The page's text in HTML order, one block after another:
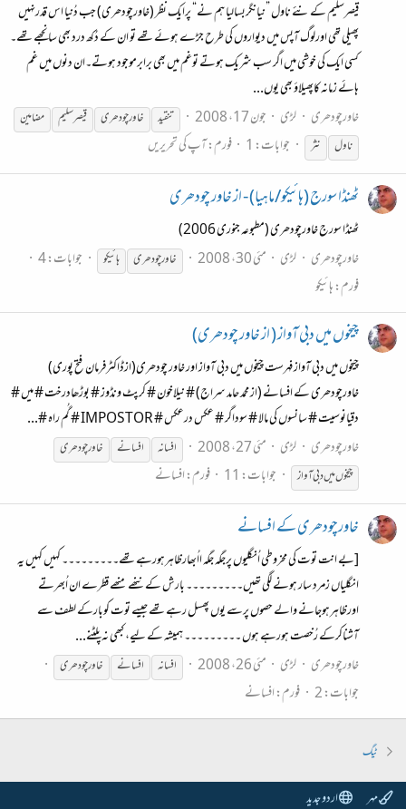
قیصرسلیم کے نئے ناول ”نیانگربسالیا ہم نے“ پرایک نظر (خاورچودھری) جب دُنیا اس قدرنہیں
پھیلی تھی اورلوگ آپس میں دیواروں کی طرح جڑے ہوئے تھے تو ان کے دُکھ درد بھی سانجھے تھے۔
کسی ایک کی خوشی میں اگر سب شریک ہوتے توغم میں بھی برابرموجود ہوتے۔ان دنوں میں غم
ہائے زمانہ کاپھیلاوٴ بھی یوں...
خاورچودھری
لڑی جون 17، 2008 تنقید خاورچودھری قیصر سلیم
مضامین
ناول
نثر جوابات: 1 فورم:آپ کی تحریریں
ٹھنڈا سورج (ہائیکو/ماہیا) - از خاور چودھری
ٹھنڈا سورج خاورچودھری (مطبوعہ جنوری 2006)
خاورچودھری
لڑی مئی 30، 2008 خاورچودھری ہائیکو
جوابات: 4
فورم:ہائیکو
چیخوں میں دبی آواز ( از خاور چودھری)
چیخوں میں دبی آواز فہرست چیخوں میں دبی آواز اور خاور چودھری(ازڈاکٹرفرمان فتح پوری)
خاورچودھری کے افسانے (از محمد حامد سراج) # نیلاخون # کرپٹ ونڈوز # بوڑھادرخت # میں #
دقیانوسیت # سانسوں کی مالا # سوداگر # عکس درعکس # IMPOSTOR # گُم راہ #...
خاورچودھری
لڑی مئی 27، 2008 افسانہ افسانے خاورچودھری
چیخوں میں دبی آواز
جوابات: 11 فورم:افسانے
خاورچودھری کے افسانے
[بے انت توت کی مخروطی اُنگلیوں پرجگہ جگہ ااُبھارظاہرہورہے تھے۔۔۔۔۔۔۔۔۔ کہیں کہیں یہ
انگلیاں زمرد سار ہونے لگی تھیں۔۔۔۔۔۔۔۔۔ بارش کے ننھے منھے قطرے ان اُبھرتے
اورظاہرہوجانے والے حصوں پرسے یوں پھسل رہے تھے جیسے توت کوبارکے لطف سے
آشناکرکے رُخصت ہورہے ہوں ۔۔۔۔۔۔۔۔۔ ہمیشہ کے لیے، کبھی نہ پلٹنے...
خاورچودھری
لڑی مئی 26، 2008 افسانہ افسانے خاورچودھری
جوابات: 2 فورم:افسانے
ٹیگ
مہر اردو جدید